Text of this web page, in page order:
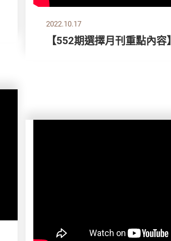
2022.10.17
【552期選擇月刊重點內容】